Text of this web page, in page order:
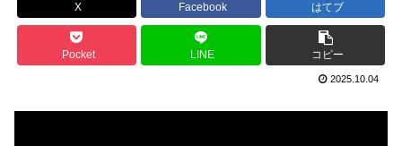
X Facebook はてブ
Pocket LINE コピー
2025.10.04